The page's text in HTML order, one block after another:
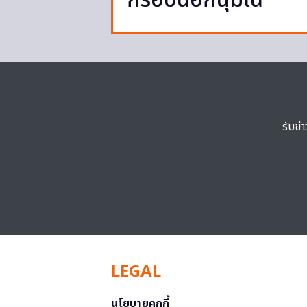
รับข่
LEGAL
นโยบายคุกกี้